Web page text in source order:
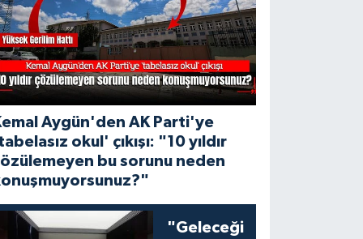
Aygün'den AK Parti'ye
okul' çıkışı: "10 yıldır
bu sorunu neden
"Geleceği